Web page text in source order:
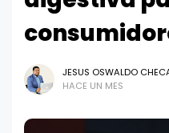
JESUS OSWALDO
HACE UN MES